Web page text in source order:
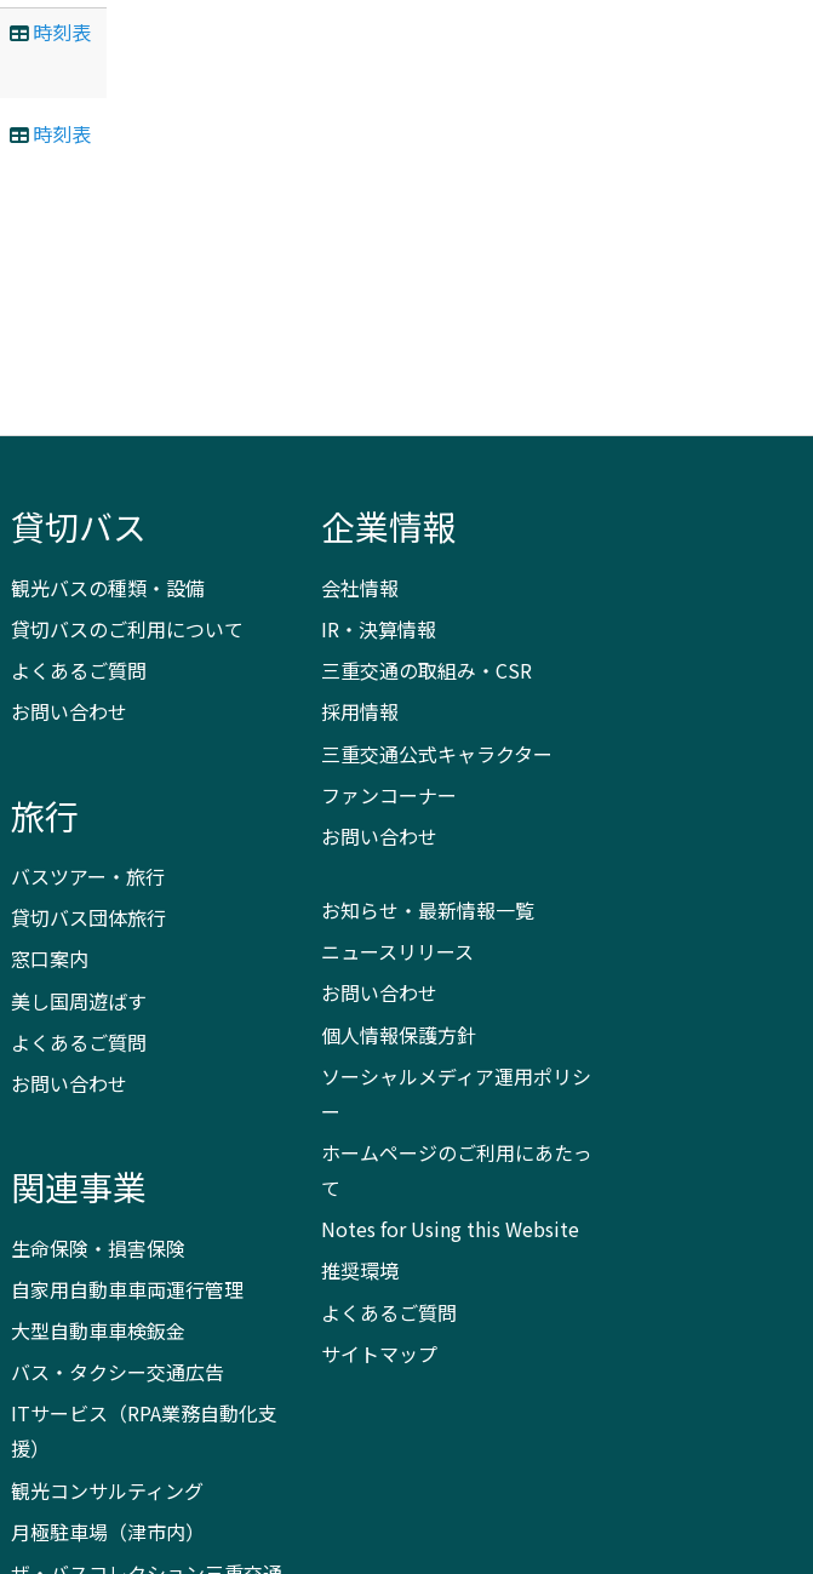
時刻表
時刻表
貸切バス
観光バスの種類・設備
貸切バスのご利用について
よくあるご質問
お問い合わせ
旅行
バスツアー・旅行
貸切バス団体旅行
窓口案内
美し国周遊ばす
よくあるご質問
お問い合わせ
関連事業
生命保険・損害保険
自家用自動車車両運行管理
大型自動車車検鈑金
バス・タクシー交通広告
ITサービス（RPA業務自動化支
援）
観光コンサルティング
月極駐車場（津市内）
企業情報
会社情報
IR・決算情報
三重交通の取組み・CSR
採用情報
三重交通公式キャラクター
ファンコーナー
お問い合わせ
お知らせ・最新情報一覧
ニュースリリース
お問い合わせ
個人情報保護方針
ソーシャルメディア運用ポリシ
ー
ホームページのご利用にあたっ
て
Notes for Using this Website
推奨環境
よくあるご質問
サイトマップ